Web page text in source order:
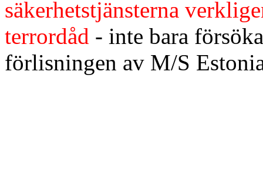
säkerhetstjänsterna
terrordåd - inte bara
förlisningen av M/S